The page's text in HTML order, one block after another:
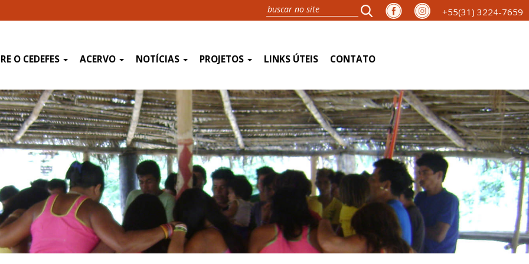
+55(31) 3224-7659
O CEDEFES ACERVO NOTÍCIAS PROJETOS LINKS ÚTEIS CONTATO